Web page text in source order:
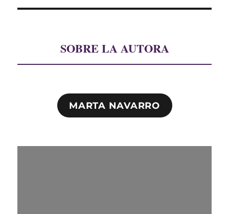
SOBRE LA AUTORA
MARTA NAVARRO